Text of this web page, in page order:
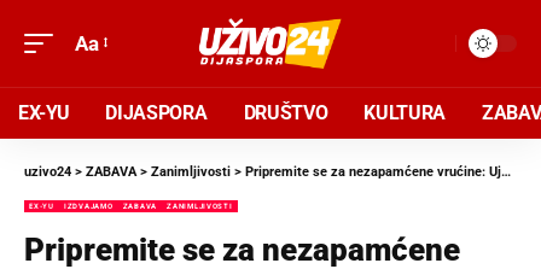
Aa
EX-YU DIJASPORA DRUŠTVO KULTURA
uzivo24 > ZABAVA> Zanimljivosti > Pripremite se za nezapamćene vrućine: Ujedinjene nacije tvrde da će u narednih pet godina pasti svi toplotni rekordi
EX-YU IZDVAJAMO ZABAVA ZANIMLJIVOSTI
Pripremite se za nezapamćene